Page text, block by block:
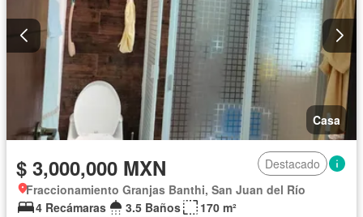
Casa
$ 3,000,000 MXN
Destacado
Fraccionamiento Granjas Banthi, San Juan del Río
4 Recámaras
3.5 Baños
170 m²